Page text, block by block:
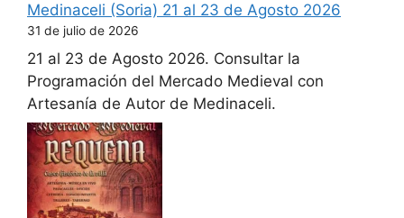
Medinaceli (Soria) 21 al 23 de Agosto 2026
31 de julio de 2026
21 al 23 de Agosto 2026. Consultar la
Programación del Mercado Medieval con
Artesanía de Autor de Medinaceli.